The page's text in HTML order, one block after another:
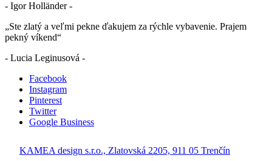
- Igor Holländer -
„Ste zlatý a veľmi pekne ďakujem za rýchle vybavenie. Prajem
pekný víkend“
- Lucia Leginusová -
Facebook
Instagram
Pinterest
Twitter
Google Business
KAMEA design s.r.o., Zlatovská 2205, 911 05 Trenčín